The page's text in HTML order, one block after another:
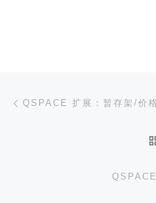
文章导航
QSPACE 扩展：暂存架/价